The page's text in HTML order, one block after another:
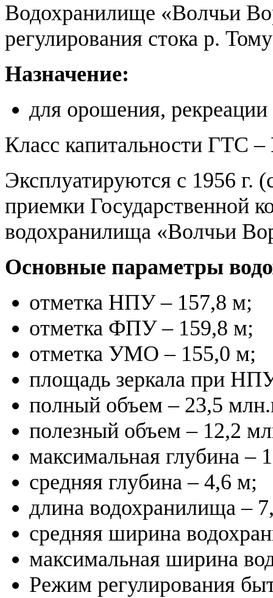
Водохранилище «Волчьи
регулирования стока р.
Назначение:
для орошения,
Класс капитальности ГТС –
Эксплуатируются с 1956 г.
приемки Государственной
водохранилища «Волчьи
Основные параметры
отметка НПУ – 157,8 м;
отметка ФПУ – 159,8 м;
отметка УМО – 155,0 м;
площадь зеркала при
полный объем – 23,5
полезный объем – 12,2
максимальная глубина –
средняя глубина – 4,6 м;
длина водохранилища –
средняя ширина
максимальная ширина
Режим регулирования